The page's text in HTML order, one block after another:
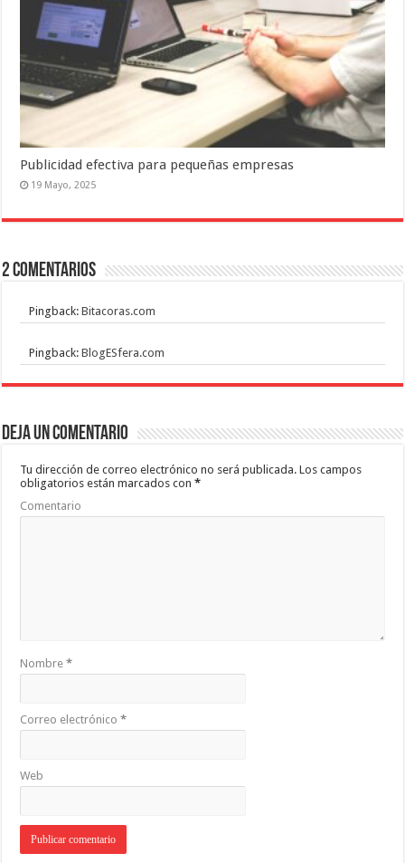
Publicidad efectiva para pequeñas empresas
19 Mayo, 2025
2 Comentarios
Pingback:Bitacoras.com
Pingback:BlogESfera.com
Deja un comentario
Tu dirección de correo electrónico no será publicada. Los campos
obligatorios están marcados con*
Comentario
Nombre*
Correo electrónico*
Web